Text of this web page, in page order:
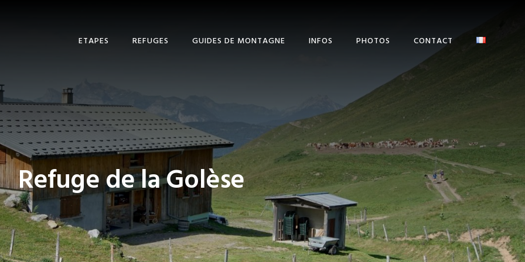
ETAPES REFUGES GUIDES DE MONTAGNE INFOS
ACCÈS AU TOUR DES
DENTS BLANCHES
COMMUNES ET
OFFICES DU TOURISME
MÉTÉO
PHOTOS CONTACT
Refuge de la Golèse